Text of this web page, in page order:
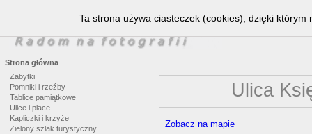
Strona główna
Zabytki
Pomniki i rzeźby
Tablice pamiątkowe
Ulice i place
Kapliczki i krzyże
Zielony szlak turystyczny
Ulica
Zobacz na mapie
Ta strona używa ciasteczek (cookies), dzięki którym